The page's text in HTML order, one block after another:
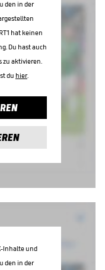
den in der
hat keinen
Du hast auch
zu aktivieren.
du hier.
Inhalte und
den in der